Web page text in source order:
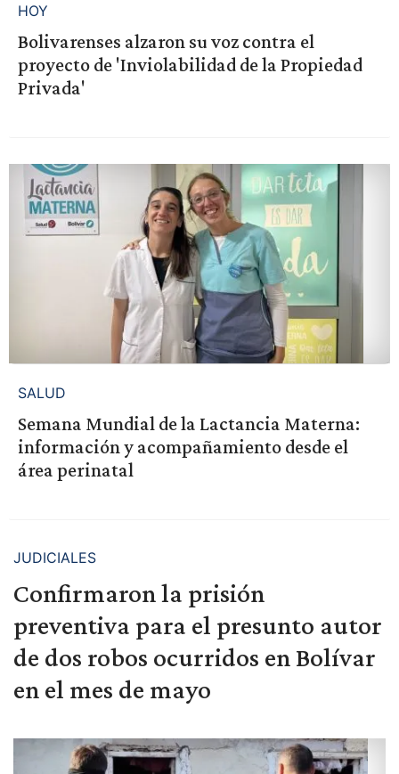
HOY
Bolivarenses alzaron su voz contra el
proyecto de 'Inviolabilidad de la Propiedad
Privada'
SALUD
Semana Mundial de la Lactancia Materna:
información y acompañamiento desde el
área perinatal
JUDICIALES
Confirmaron la prisión
preventiva para el presunto autor
de dos robos ocurridos en Bolívar
en el mes de mayo